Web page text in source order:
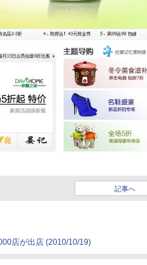
記事へ
店が出店 (2010/10/19)